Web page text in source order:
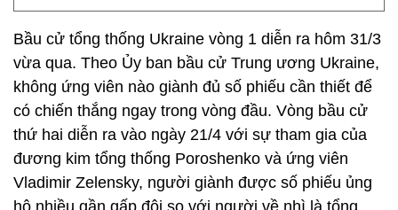
Bầu cử tổng thống Ukraine vòng 1 diễn ra hôm 31/3
vừa qua. Theo Ủy ban bầu cử Trung ương Ukraine,
không ứng viên nào giành đủ số phiếu cần thiết để
có chiến thắng ngay trong vòng đầu. Vòng bầu cử
thứ hai diễn ra vào ngày 21/4 với sự tham gia của
đương kim tổng thống Poroshenko và ứng viên
Vladimir Zelensky, người giành được số phiếu ủng
hộ nhiều gần gấp đôi so với người về nhì là tổng